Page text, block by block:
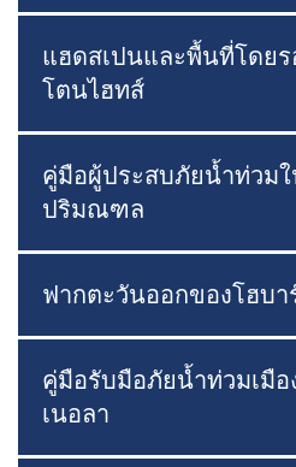
แฮดสเปนและพื้นที่โดย
โตนไฮทส์
คู่มือผู้ประสบภัยน้ำท่วมใ
ปริมณฑล
ฟากตะวันออกของโฮบา
คู่มือรับมือภัยน้ำท่วมเมือ
เนอลา